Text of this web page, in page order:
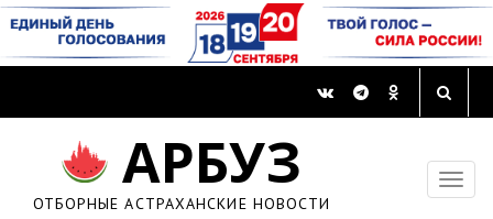
АРБУЗ
ОТБОРНЫЕ АСТРАХАНСКИЕ НОВОСТИ